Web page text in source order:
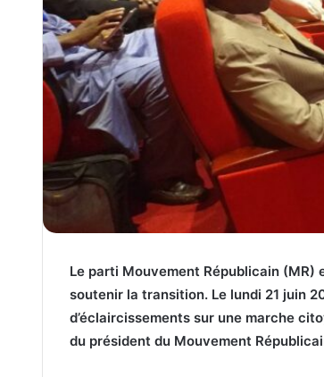
Le parti Mouvement Républicain (MR)
soutenir la transition. Le lundi 21 juin
d’éclaircissements sur une marche
du président du Mouvement